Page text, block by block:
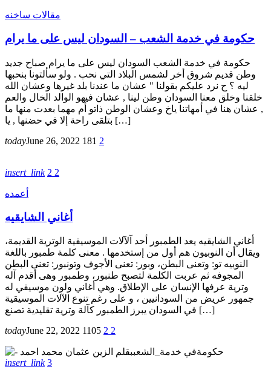
مقالات ساخنه
حكومة في خدمة الشعب – السودان ليس على ما يرام
حكومة في خدمة الشعب السودان ليس على ما يرام صباح جديد
وطن قديم شروق أخر لشمس البلاد التي نحب . ولو سألتونا بنحبها
ليه ؟ ح نرد عليكم بقولنا " عشان ما عندنا بلد غيرها وعشان الله
خلقنا وخلق معنا السودان وطن لينا , عشان فيهو الوالد الخال والعم
, عشان هنا في أمهاتنا ياخ وعشان الوطن ذاتو أم مهما بعدت منها ما
بتلقى راحة إلا في حضنها , يا […]
todayJune 26, 2022 181 2
insert_link 2 2
أعمده
أغاني الشايقيه
أغاني الشايقيه يعد الطمبور أحد آلآلات الموسيقية الوترية القديمة،
ويقال أن النوبيون هم أول من إستخدمها . معنى كلمة طمبور باللغة
النوبيه تو: وتعنى البطن، وبور: تعنى الأجوف وتونبور: تعنى البطن
المجوفه ثم عربت الكلمة لتصبح طنبور، وطمبور وهى أقدم آله
وترية عرفها الإنسان على الإطلاق. وهي أغاني ولون موسيقي له
جمهور عريض من السودانيين ، و على رغم تنوع الآلات الموسيقية
في السودان يبرز الطمبور كآلة وترية تقليدية تصنع […]
todayJune 22, 2022 1105 2 2
insert_link 3